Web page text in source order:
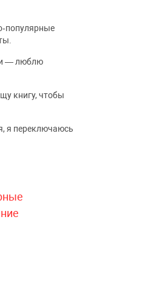
— люблю
книгу, чтобы
я переключаюсь